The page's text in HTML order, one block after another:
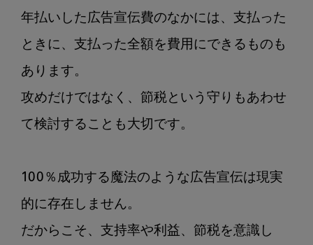
年払いした広告宣伝費のなかには、支払った
ときに、支払った全額を費用にできるものも
あります。
攻めだけではなく、節税という守りもあわせ
て検討することも大切です。
100％成功する魔法のような広告宣伝は現実
的に存在しません。
だからこそ、支持率や利益、節税を意識し